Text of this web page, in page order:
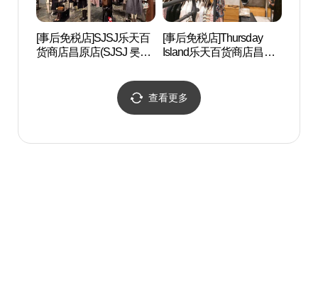
[事后免税店]SJSJ乐天百
货商店昌原店(SJSJ 롯데
[事后免税店]Thursday
Island乐天百货商店昌原
데백화점 창원점)
查看更多